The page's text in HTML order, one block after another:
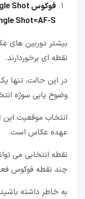
Shot=AF-S)
بیشتر دوربین های
نقطه ای برخوردارند.
در این حالت، تنها
وضوح یابی سوژه
انتخاب موقعیت
عهده عکاس است.
نقطه انتخابی می
چند نقطه فوکوس
به خاطر داشته